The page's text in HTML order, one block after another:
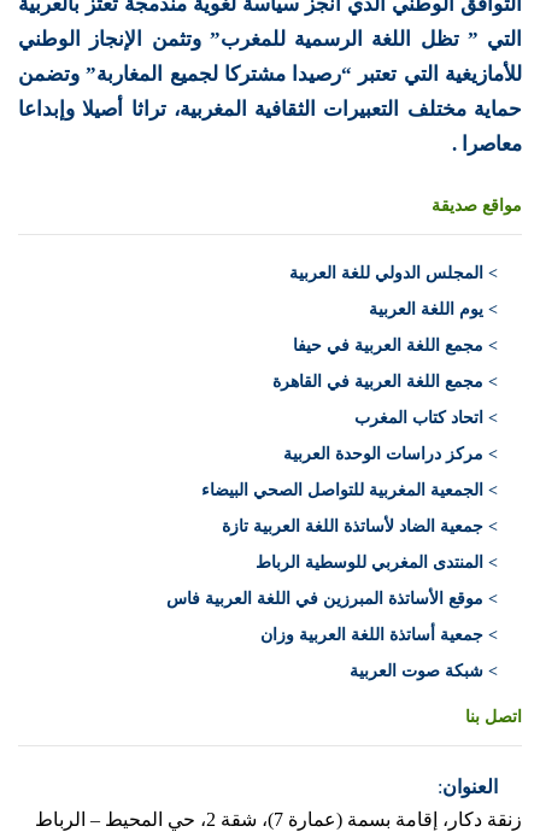
التي ” تظل اللغة الرسمية للمغرب” وتثمن الإنجاز الوطني
للأمازيغية التي تعتبر “رصيدا مشتركا لجميع المغاربة” وتضمن
حماية مختلف التعبيرات الثقافية المغربية، تراثا أصيلا وإبداعا
معاصرا .
مواقع صديقة
> المجلس الدولي للغة العربية
> يوم اللغة العربية
> مجمع اللغة العربية في حيفا
> مجمع اللغة العربية في القاهرة
> اتحاد كتاب المغرب
> مركز دراسات الوحدة العربية
> الجمعية المغربية للتواصل الصحي البيضاء
> جمعية الضاد لأساتذة اللغة العربية تازة
> المنتدى المغربي للوسطية الرباط
> موقع الأساتذة المبرزين في اللغة العربية فاس
> جمعية أساتذة اللغة العربية وزان
> شبكة صوت العربية
اتصل بنا
العنوان:
زنقة دكار، إقامة بسمة (عمارة 7)، شقة 2، حي المحيط – الرباط